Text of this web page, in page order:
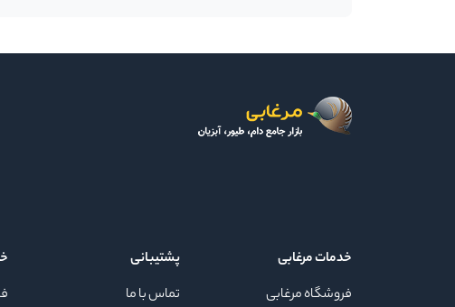
خدمات مرغابی
فروشگاه مرغابی
پشتیبانی
تماس با ما